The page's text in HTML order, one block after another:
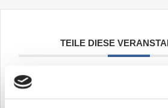
TEILE DIESE